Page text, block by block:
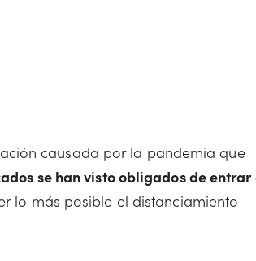
causada por la pandemia que
se han visto obligados de entrar
lo más posible el distanciamiento